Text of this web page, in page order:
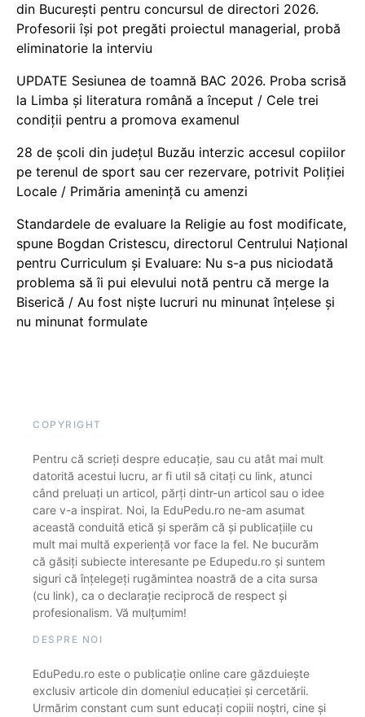
din București pentru concursul de directori 2026.
Profesorii își pot pregăti proiectul managerial, probă
eliminatorie la interviu
UPDATE Sesiunea de toamnă BAC 2026. Proba scrisă
la Limba și literatura română a început / Cele trei
condiții pentru a promova examenul
28 de școli din județul Buzău interzic accesul copiilor
pe terenul de sport sau cer rezervare, potrivit Poliției
Locale / Primăria amenință cu amenzi
Standardele de evaluare la Religie au fost modificate,
spune Bogdan Cristescu, directorul Centrului Național
pentru Curriculum și Evaluare: Nu s-a pus niciodată
problema să îi pui elevului notă pentru că merge la
Biserică / Au fost niște lucruri nu minunat înțelese și
nu minunat formulate
COPYRIGHT
Pentru că scrieți despre educație, sau cu atât mai mult
datorită acestui lucru, ar fi util să citați cu link, atunci
când preluați un articol, părți dintr-un articol sau o idee
care v-a inspirat. Noi, la EduPedu.ro ne-am asumat
această conduită etică și sperăm că și publicațiile cu
mult mai multă experiență vor face la fel. Ne bucurăm
că găsiți subiecte interesante pe Edupedu.ro și suntem
siguri că înțelegeți rugămintea noastră de a cita sursa
(cu link), ca o declarație reciprocă de respect și
profesionalism. Vă mulțumim!
DESPRE NOI
EduPedu.ro este o publicație online care găzduiește
exclusiv articole din domeniul educației și cercetării.
Urmărim constant cum sunt educați copiii noștri, cine și